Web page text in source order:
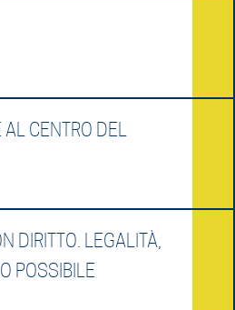
AL CENTRO DEL
DIRITTO. LEGALITÀ,
POSSIBILE